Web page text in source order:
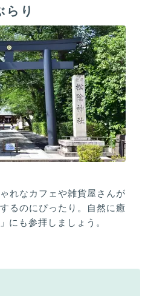
らり
れなカフェや雑貨屋さんが
るのにぴったり。自然に癒
にも参拝しましょう。